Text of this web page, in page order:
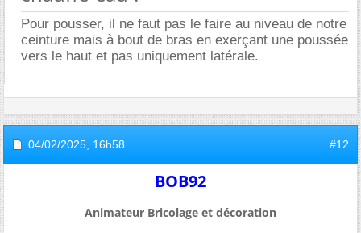
Pour pousser, il ne faut pas le faire au niveau de notre
ceinture mais à bout de bras en exerçant une poussée
vers le haut et pas uniquement latérale.
04/02/2025, 16h58 #12
BOB92
Animateur Bricolage et décoration